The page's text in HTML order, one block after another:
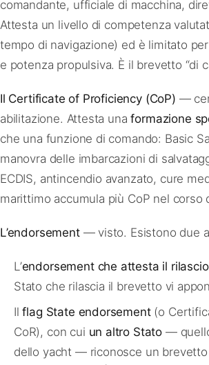
comandante, ufficiale di macchina,
Attesta un livello di competenza
tempo di navigazione) ed è limitato
e potenza propulsiva. È il brevetto “di
Il Certificate of Proficiency (CoP) —
abilitazione. Attesta unaformazione
che una funzione di comando: Basic
manovra delle imbarcazioni di
ECDIS, antincendio avanzato, cure
marittimo accumula più CoP nel corso
L’endorsement— visto. Esistono due
L’endorsement che attesta il rilascio
Stato che rilascia il brevetto vi
Ilflag State endorsement(o
CoR), con cui un altro Stato —
dello yacht — riconosce un